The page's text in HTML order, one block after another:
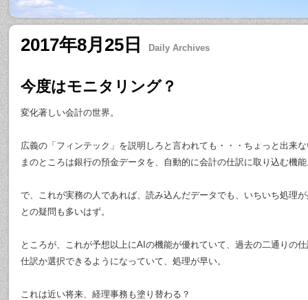
2017年8月25日 Daily Archives
今度はモニタリング？
変化著しい会計の世界。
広義の「フィンテック」を説明しろと言われても・・・ちょっと出来
まのところは銀行の預金データを、自動的に会計の仕訳に取り込む機
で、これが実務の人であれば、読み込んだデータでも、いちいち処理
との疑問も多いはず。
ところが、これが予想以上にAIの機能が優れていて、過去の二通りの
仕訳か選択できるようになっていて、処理が早い。
これは近い将来、経理事務も塗り替わる？